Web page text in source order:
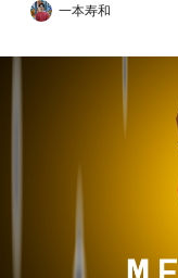
一本寿和